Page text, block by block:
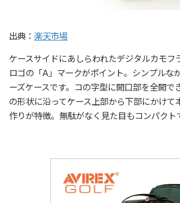
出典： 楽天市場
ケースサイドにあしらわれたデジタルカモフ
ロゴの「A」マークがポイント。シンプルな
ーズケースです。コの字型に開口部を全開で
の形状に沿ってケース上部から下部にかけて
作りが特徴。無駄がなく見た目もコンパクト